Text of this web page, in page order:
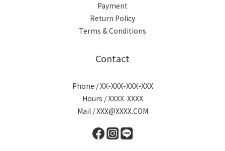
Payment
Return Policy
Terms & Conditions
Contact
Phone / XX-XXX-XXX-XXX
Hours / XXXX-XXXX
Mail / XXX@XXXX.COM